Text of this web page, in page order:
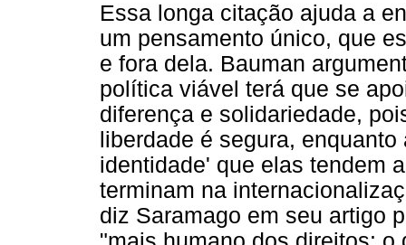
Essa longa citação ajuda a
um pensamento único, que
e fora dela. Bauman
política viável terá que se
diferença e solidariedade,
liberdade é segura,
identidade' que elas tendem
terminam na
diz Saramago em seu artigo